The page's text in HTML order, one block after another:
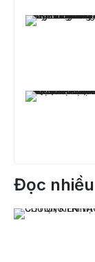
Dạ Khúc Tháng Tư 2026 - LIMINAL: Khởi hành từ ngưỡng chuyển mình
CHƯƠNG TRÌNH QUỸ HỌC BỔNG ƯƠM MẦM TRI THỨC – TRAO CƠ HỘI, KIẾN TẠO TƯƠNG LAI
Đọc